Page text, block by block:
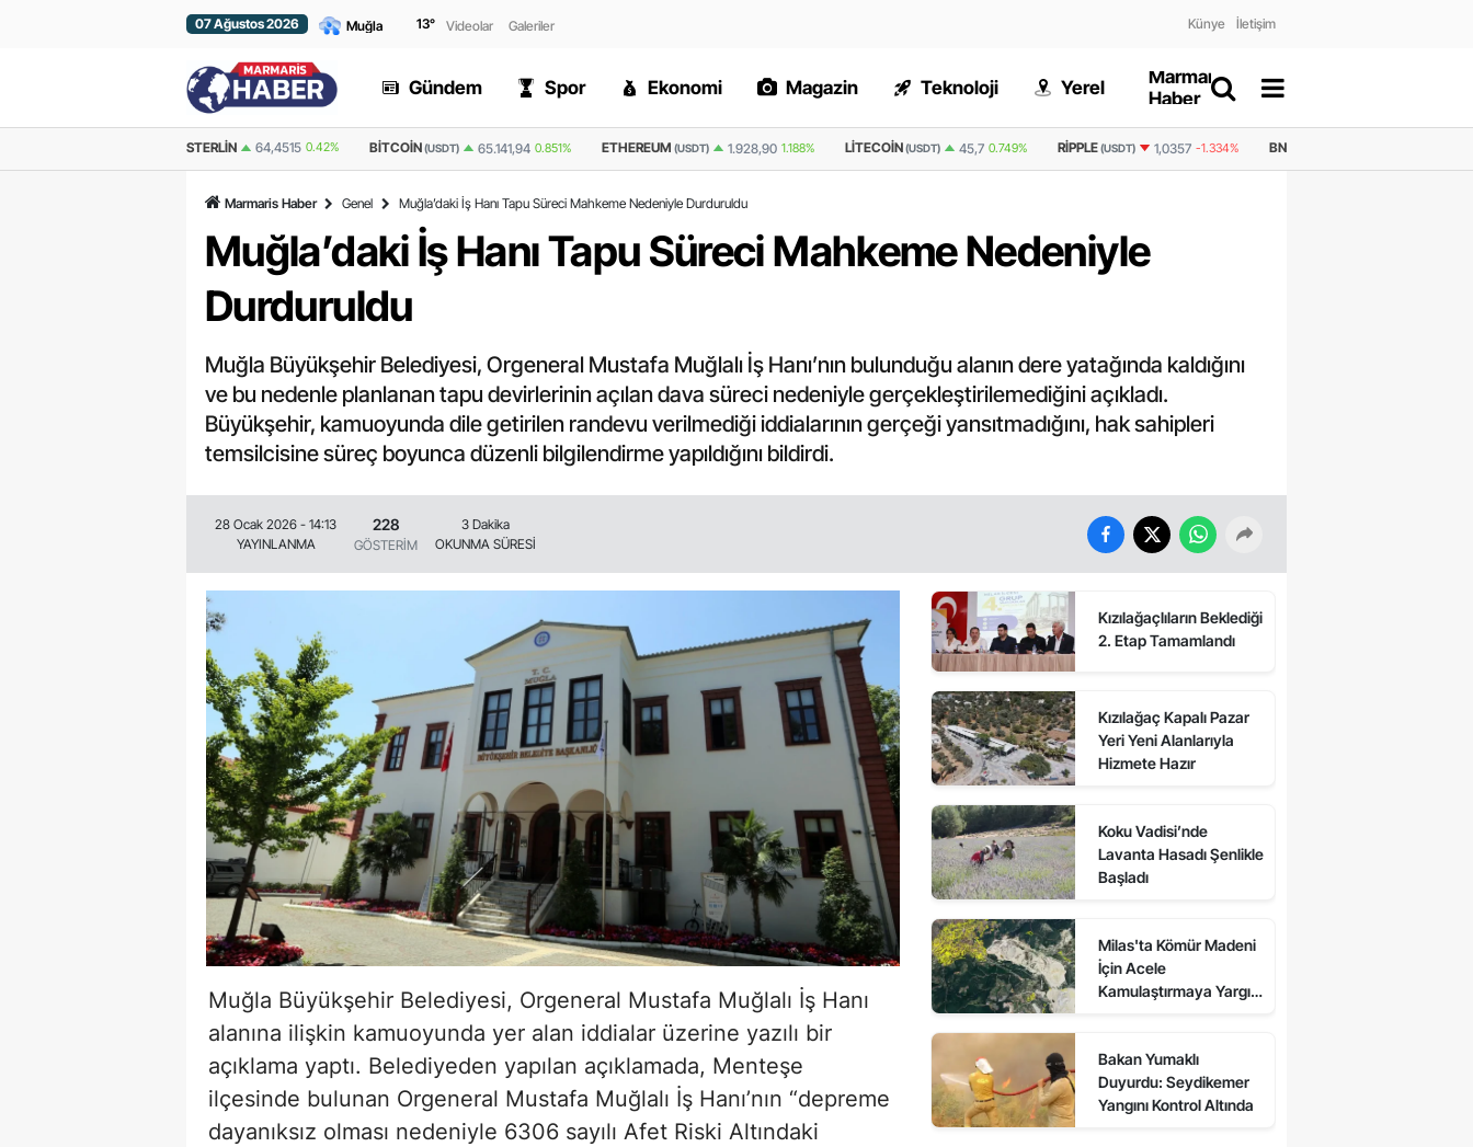
07 Ağustos 2026 13° Videolar Galeriler Künye İletişim
Gündem Spor Ekonomi Magazin Teknoloji Yerel
Marmaris
Haber
BITCOIN(USDT) 65.141,94 0.851% ETHEREUM(USDT) 1.928,90 1.188% LITECOIN (USDT) 45,7 0.749% RIPPLE(USDT) 1,0357 -1.334% BNB(USDT) 591,4 -0.397% GRAM ALTIN
Marmaris Haber Genel Muğla’daki İş Hanı Tapu Süreci Mahkeme Nedeniyle Durduruldu
Muğla’daki İş Hanı Tapu Süreci Mahkeme Nedeniyle
Durduruldu
Muğla Büyükşehir Belediyesi, Orgeneral Mustafa Muğlalı İş Hanı’nın bulunduğu alanın dere yatağında kaldığını
ve bu nedenle planlanan tapu devirlerinin açılan dava süreci nedeniyle gerçekleştirilemediğini açıkladı.
Büyükşehir, kamuoyunda dile getirilen randevu verilmediği iddialarının gerçeği yansıtmadığını, hak sahipleri
temsilcisine süreç boyunca düzenli bilgilendirme yapıldığını bildirdi.
28 Ocak 2026 - 14:13
YAYINLANMA
228
GÖSTERİM
3 Dakika
OKUNMA SÜRESİ
Muğla Büyükşehir Belediyesi, Orgeneral Mustafa Muğlalı İş Hanı
alanına ilişkin kamuoyunda yer alan iddialar üzerine yazılı bir
açıklama yaptı. Belediyeden yapılan açıklamada, Menteşe
ilçesinde bulunan Orgeneral Mustafa Muğlalı İş Hanı’nın “depreme
dayanıksız olması nedeniyle 6306 sayılı Afet Riski Altındaki
Kızılağaçlıların Beklediği
2. Etap Tamamlandı
Kızılağaç Kapalı Pazar
Yeri Yeni Alanlarıyla
Hizmete Hazır
Koku Vadisi’nde
Lavanta Hasadı Şenlikle
Başladı
Milas'ta Kömür Madeni
İçin Acele
Kamulaştırmaya Yargı
Bakan Yumaklı
Duyurdu: Seydikemer
Yangını Kontrol Altında